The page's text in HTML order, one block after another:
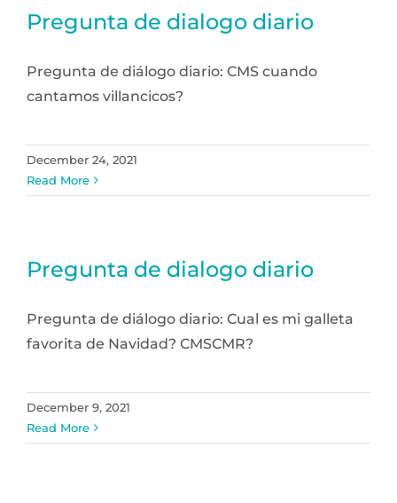
Pregunta de dialogo diario
Pregunta de diálogo diario: CMS cuando
cantamos villancicos?
December 24, 2021
Read More
Pregunta de dialogo diario
Pregunta de diálogo diario: Cual es mi galleta
favorita de Navidad? CMSCMR?
December 9, 2021
Read More